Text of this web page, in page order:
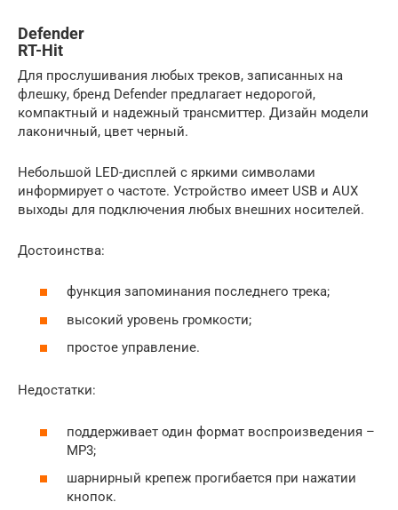
Defender
RT-Hit
Для прослушивания любых треков, записанных на
флешку, бренд Defender предлагает недорогой,
компактный и надежный трансмиттер. Дизайн модели
лаконичный, цвет черный.
Небольшой LED-дисплей с яркими символами
информирует о частоте. Устройство имеет USB и AUX
выходы для подключения любых внешних носителей.
Достоинства:
функция запоминания последнего трека;
высокий уровень громкости;
простое управление.
Недостатки:
поддерживает один формат воспроизведения –
MP3;
шарнирный крепеж прогибается при нажатии
кнопок.